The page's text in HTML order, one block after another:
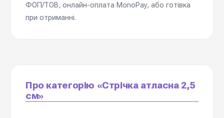
ФОП/ТОВ, онлайн-оплата MonoPay, або готівка
при отриманні.
Про категорію «Стрічка атласна 2,5
см»